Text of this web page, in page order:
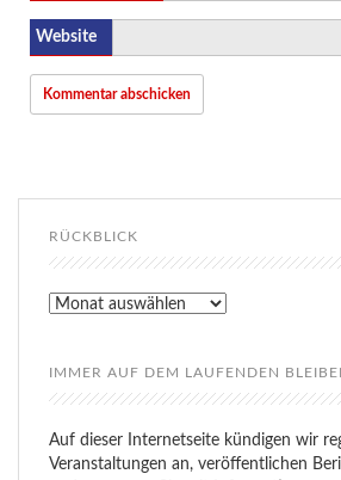
Website
RÜCKBLICK
Rückblick
IMMER AUF DEM LAUFENDEN
Auf dieser Internetseite kündigen wir
Veranstaltungen an, veröffentlichen